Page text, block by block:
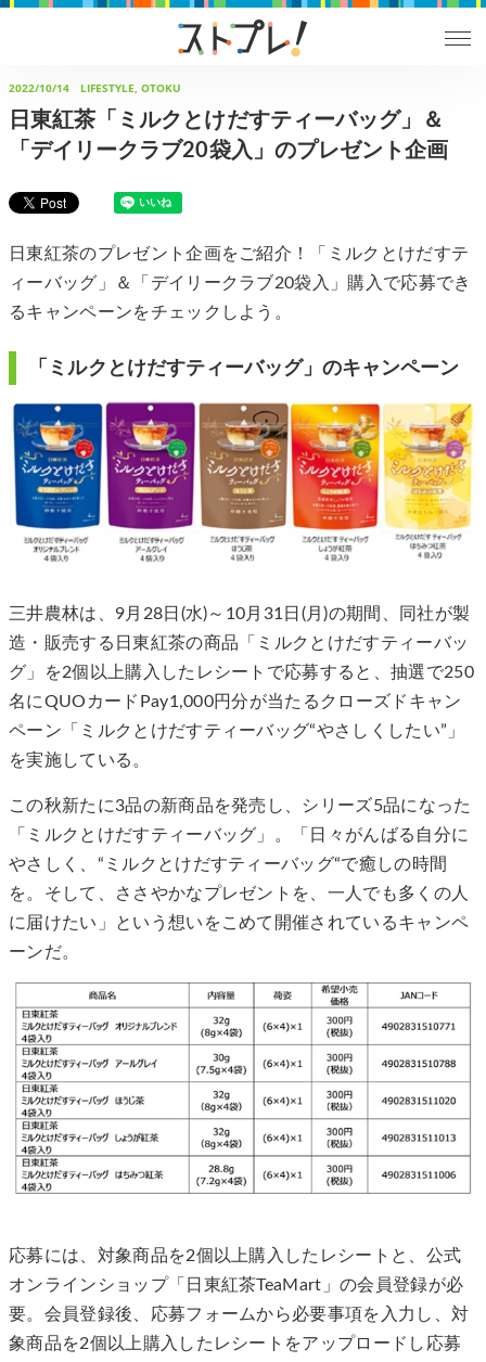
2022/10/14 LIFESTYLE, OTOKU
日東紅茶「ミルクとけだすティーバッグ」＆
「デイリークラブ20袋入」のプレゼント企画
日東紅茶のプレゼント企画をご紹介！「ミルクとけだすテ
ィーバッグ」＆「デイリークラブ20袋入」購入で応募でき
るキャンペーンをチェックしよう。
「ミルクとけだすティーバッグ」のキャンペーン
三井農林は、9月28日(水)～10月31日(月)の期間、同社が製
造・販売する日東紅茶の商品「ミルクとけだすティーバッ
グ」を2個以上購入したレシートで応募すると、抽選で250
名にQUOカードPay1,000円分が当たるクローズドキャン
ペーン「ミルクとけだすティーバッグ“やさしくしたい”」
を実施している。
この秋新たに3品の新商品を発売し、シリーズ5品になった
「ミルクとけだすティーバッグ」。「日々がんばる自分に
やさしく、“ミルクとけだすティーバッグ“で癒しの時間
を。そして、ささやかなプレゼントを、一人でも多くの人
に届けたい」という想いをこめて開催されているキャンペ
ーンだ。
応募には、対象商品を2個以上購入したレシートと、公式
オンラインショップ「日東紅茶TeaMart」の会員登録が必
要。会員登録後、応募フォームから必要事項を入力し、対
象商品を2個以上購入したレシートをアップロードし応募